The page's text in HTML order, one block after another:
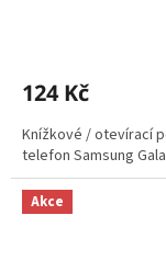
124 Kč
Knížkové / otevírací
telefon Samsung
Akce